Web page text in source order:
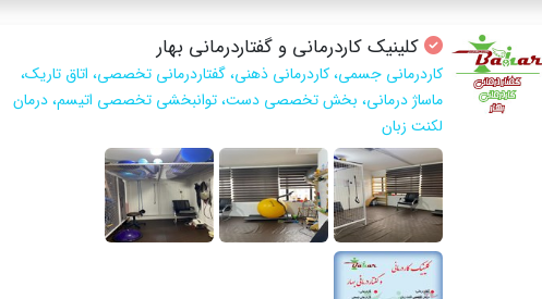
کلینیک کاردرمانی و گفتاردرمانی بهار
کاردرمانی جسمی، کاردرمانی ذهنی، گفتاردرمانی تخصصی، اتاق تاریک،
ماساژ درمانی، بخش تخصصی دست، توانبخشی تخصصی اتیسم، درمان
لکنت زبان